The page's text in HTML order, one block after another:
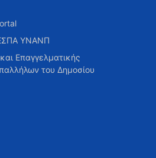
ΥΝΑΝΠ
Επαγγελματικής
του Δημοσίου